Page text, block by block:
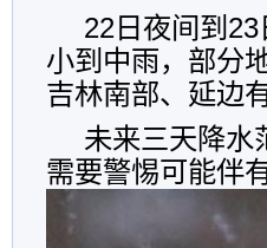
22日夜间到
小到中雨，部分
吉林南部、延边
未来三天降水
需要警惕可能伴